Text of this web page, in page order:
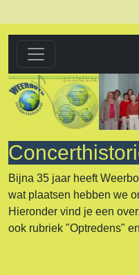
Bijna 35 jaar heeft
wat plaatsen hebben we
Hieronder vind je een
ook rubriek "Optredens"